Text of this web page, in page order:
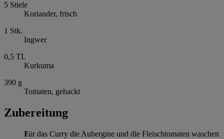
5 Stiele
Koriander, frisch
1 Stk.
Ingwer
0,5 TL
Kurkuma
390 g
Tomaten, gehackt
Zubereitung
Für das Curry die Aubergine und die Fleischtomaten waschen